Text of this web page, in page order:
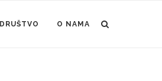
DRUŠTVO O NAMA